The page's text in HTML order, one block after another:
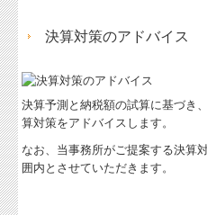
決算対策のアドバイス
決算予測と納税額の試算に基づき
算対策をアドバイスします。
なお、当事務所がご提案する決算
囲内とさせていただきます。